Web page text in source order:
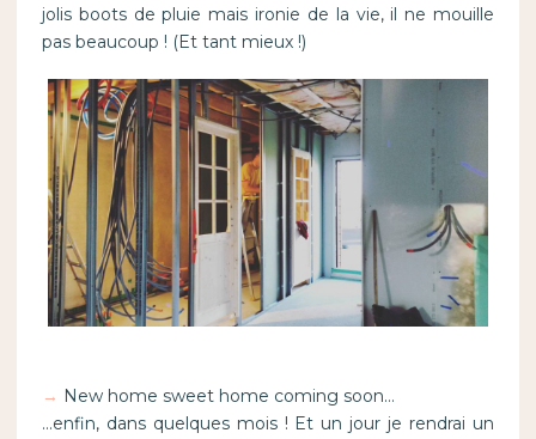
jolis boots de pluie mais ironie de la vie, il ne mouille
pas beaucoup ! (Et tant mieux !)
→ New home sweet home coming soon…
…enfin, dans quelques mois ! Et un jour je rendrai un